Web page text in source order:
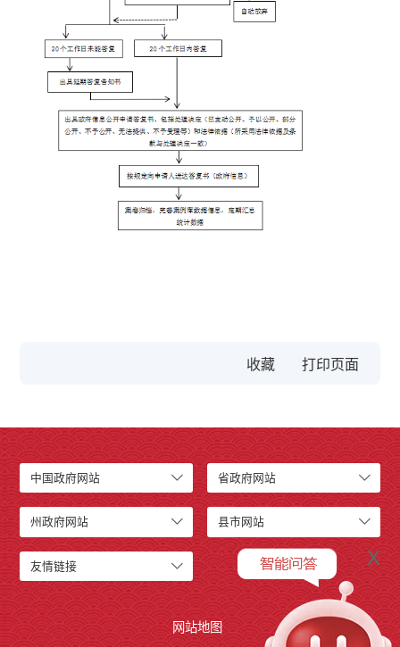
收藏
中国政府网站 省政府网站
州政府网站 县市网站
友情链接
网站地图
x